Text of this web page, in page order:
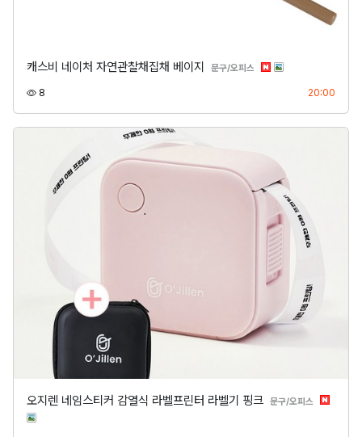
캐스비 네이처 자연관찰채집채 베이지 문구/오피스 분류
8 20:00
오지렌 네임스티커 감열식 라벨프린터 라벨기 핑크 문구/오피스 분류